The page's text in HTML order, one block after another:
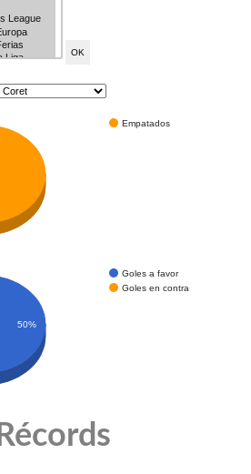
Empatados
Goles a favor
Goles en contra
50%
Récords